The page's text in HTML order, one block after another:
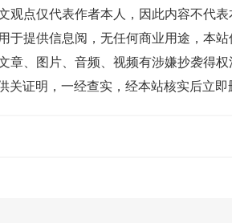
观点仅代表作者本人，因此内容不代
于提供信息阅，无任何商业用途，本
章、图片、音频、视频有涉嫌抄袭得权
关证明，一经查实，经本站核实后立即